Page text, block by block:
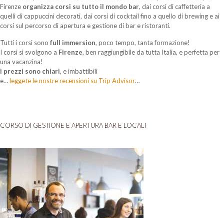
Firenze organizza corsi su tutto il mondo bar, dai corsi di caffetteria a
quelli di cappuccini decorati, dai corsi di cocktail fino a quello di brewing e ai
corsi sul percorso di apertura e gestione di bar e ristoranti.
Tutti i corsi sono full immersion, poco tempo, tanta formazione!
I corsi si svolgono a Firenze, ben raggiungibile da tutta Italia, e perfetta per
una vacanzina!
i prezzi sono chiari, e imbattibili
e…leggete le nostre recensioni su Trip Advisor…
CORSO DI GESTIONE E APERTURA BAR E LOCALI